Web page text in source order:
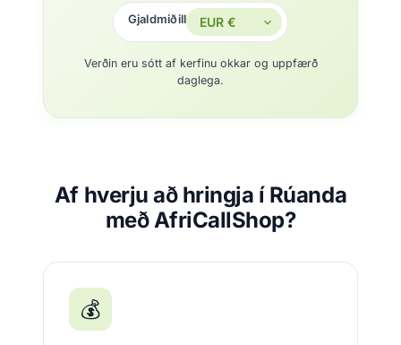
Gjaldmiðill
Verðin eru sótt af kerfinu okkar og uppfærð
daglega.
Af hverju að hringja í Rúanda
með AfriCallShop?
💰